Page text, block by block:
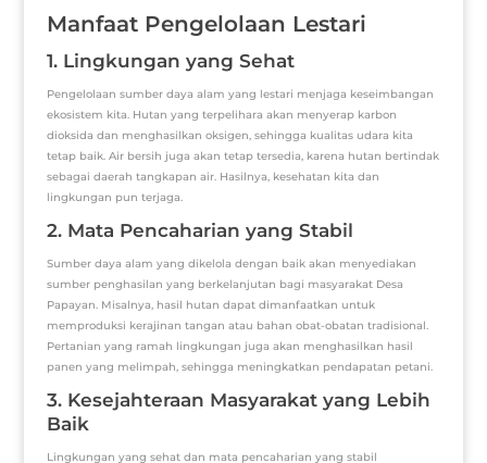
Manfaat Pengelolaan Lestari
1. Lingkungan yang Sehat
Pengelolaan sumber daya alam yang lestari menjaga keseimbangan
ekosistem kita. Hutan yang terpelihara akan menyerap karbon
dioksida dan menghasilkan oksigen, sehingga kualitas udara kita
tetap baik. Air bersih juga akan tetap tersedia, karena hutan bertindak
sebagai daerah tangkapan air. Hasilnya, kesehatan kita dan
lingkungan pun terjaga.
2. Mata Pencaharian yang Stabil
Sumber daya alam yang dikelola dengan baik akan menyediakan
sumber penghasilan yang berkelanjutan bagi masyarakat Desa
Papayan. Misalnya, hasil hutan dapat dimanfaatkan untuk
memproduksi kerajinan tangan atau bahan obat-obatan tradisional.
Pertanian yang ramah lingkungan juga akan menghasilkan hasil
panen yang melimpah, sehingga meningkatkan pendapatan petani.
3. Kesejahteraan Masyarakat yang Lebih
Baik
Lingkungan yang sehat dan mata pencaharian yang stabil